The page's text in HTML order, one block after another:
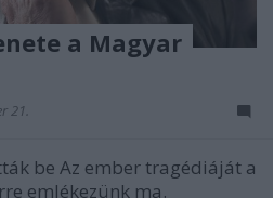
a Magyar
21.
be Az ember tragédiáját a
emlékezünk ma.